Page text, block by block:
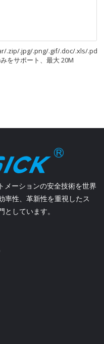
.zip/.jpg/.png/.gif/.doc/.xls/.pdf
をサポート、最大 20M
メーションの安全技術を世界
率性、革新性を重視したス
しています。